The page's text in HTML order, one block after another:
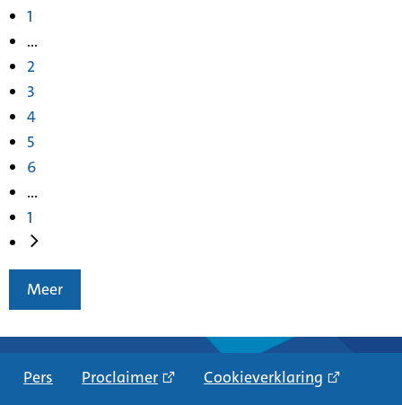
1
...
2
3
4
5
6
...
1
Meer
Pers Proclaimer Cookieverklaring